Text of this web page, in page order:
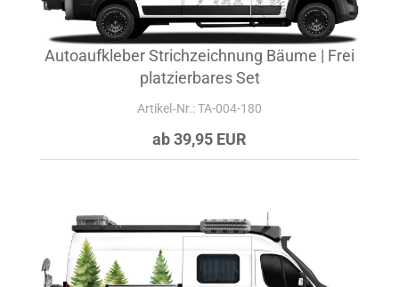
Autoaufkleber Strichzeichnung Bäume | Frei
platzierbares Set
Artikel‑Nr.: TA-004-180
ab 39,95 EUR